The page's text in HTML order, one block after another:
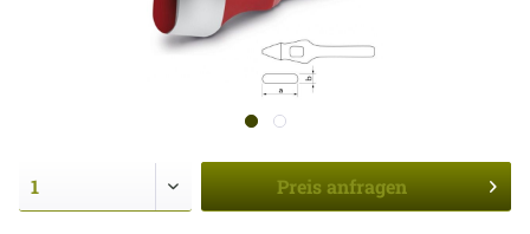
Preis anfragen